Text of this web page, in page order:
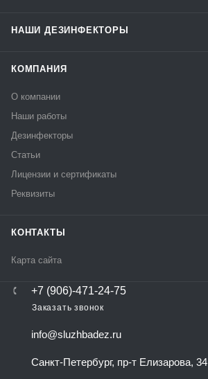
НАШИ ДЕЗИНФЕКТОРЫ
КОМПАНИЯ
О компании
Наши работы
Дезинфекторы
Статьи
Лицензии и сертификаты
Реквизиты
КОНТАКТЫ
Карта сайта
+7 (906)-471-24-75
Заказать звонок
info@sluzhbadez.ru
Санкт-Петербург, пр-т Елизарова, 34